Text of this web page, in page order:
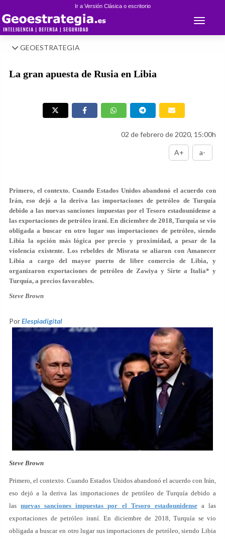
Ir a Versión Clásica o escritorio
Toggle
GEOESTRATEGIA
La gran apuesta de Rusia en Libia
02 de febrero de 2020, 15:00h
A+ a-
Primero, el contexto. Cuando Estados Unidos abandonó el acuerdo con
Irán, eso dejó a la deriva las importaciones de petróleo de Turquía
debido a las nuevas sanciones impuestas por el Tesoro estadounidense a
las exportaciones de petróleo iraní. En diciembre de 2018, Turquía se vio
obligada a buscar en otro lugar sus importaciones de petróleo, siendo
Libia la opción más lógica por precio y proximidad, a pesar de la
violencia existente. Los rebeldes de Misrata se aliaron con Amanecer
Libia a cargo del mayor puerto de libre comercio de Libia, y
organizaron exportaciones de petróleo de Zawiya y Sirte a Italia* y
Turquía, a precios favorables.
Steve Brown
PorElespiadigital
Steve Brown
Primero, el contexto. Cuando Estados Unidos abandonó el acuerdo con Irán,
eso dejó a la deriva las importaciones de petróleo de Turquía debido a
lasnuevas sanciones impuestas por el Tesoro estadounidensea las
exportaciones de petróleo iraní. En diciembre de 2018, Turquía se vio
obligada a buscar en otro lugar sus importaciones de petróleo, siendo Libia